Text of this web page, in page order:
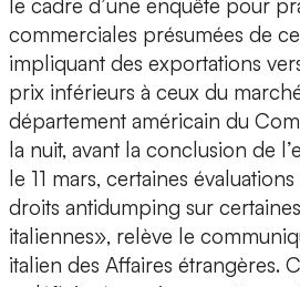
le cadre d’une enquête pour
commerciales présumées de
impliquant des exportations
prix inférieurs à ceux du
département américain du
la nuit, avant la conclusion de
le 11 mars, certaines
droits antidumping sur
italiennes», relève le
italien des Affaires étrangères.